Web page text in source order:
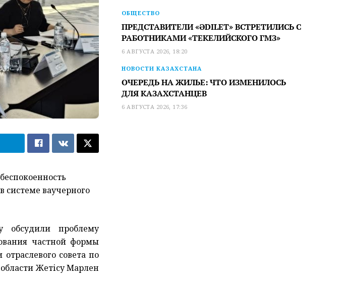
ваучерного
обсудили проблему
частной формы
совета по
Жетісу Марлен
ОБЩЕСТВО
ПРЕДСТАВИТЕЛИ «ӘDILET» ВСТРЕТИЛИСЬ С
РАБОТНИКАМИ «ТЕКЕЛИЙСКОГО ГМЗ»
6 АВГУСТА 2026, 18:20
НОВОСТИ КАЗАХСТАНА
ОЧЕРЕДЬ НА ЖИЛЬЕ: ЧТО ИЗМЕНИЛОСЬ
ДЛЯ КАЗАХСТАНЦЕВ
6 АВГУСТА 2026, 17:36